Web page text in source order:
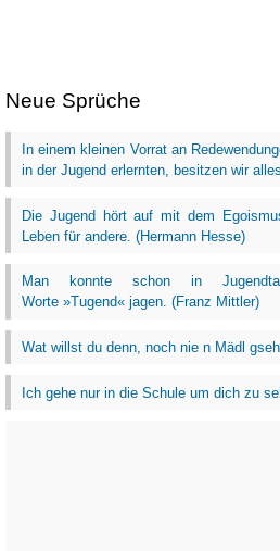
Neue Sprüche
In einem kleinen Vorrat an
in der Jugend erlernten, besitzen wir alles
Die Jugend hört auf mit dem
Leben für andere. (Hermann Hesse)
Man konnte schon in
Worte »Tugend« jagen. (Franz Mittler)
Wat willst du denn, noch nie n Mädl
Ich gehe nur in die Schule um dich zu